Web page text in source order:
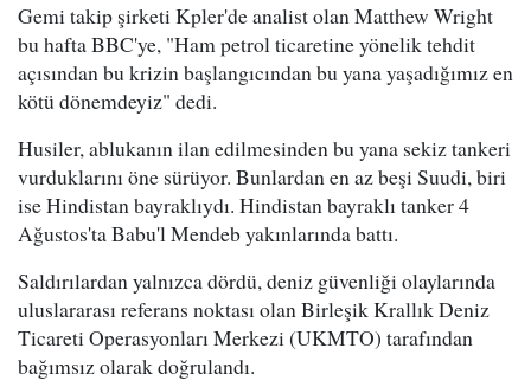
Gemi takip şirketi Kpler'de analist olan Matthew Wright
bu hafta BBC'ye, "Ham petrol ticaretine yönelik tehdit
açısından bu krizin başlangıcından bu yana yaşadığımız en
kötü dönemdeyiz" dedi.
Husiler, ablukanın ilan edilmesinden bu yana sekiz tankeri
vurduklarını öne sürüyor. Bunlardan en az beşi Suudi, biri
ise Hindistan bayraklıydı. Hindistan bayraklı tanker 4
Ağustos'ta Babu'l Mendeb yakınlarında battı.
Saldırılardan yalnızca dördü, deniz güvenliği olaylarında
uluslararası referans noktası olan Birleşik Krallık Deniz
Ticareti Operasyonları Merkezi (UKMTO) tarafından
bağımsız olarak doğrulandı.